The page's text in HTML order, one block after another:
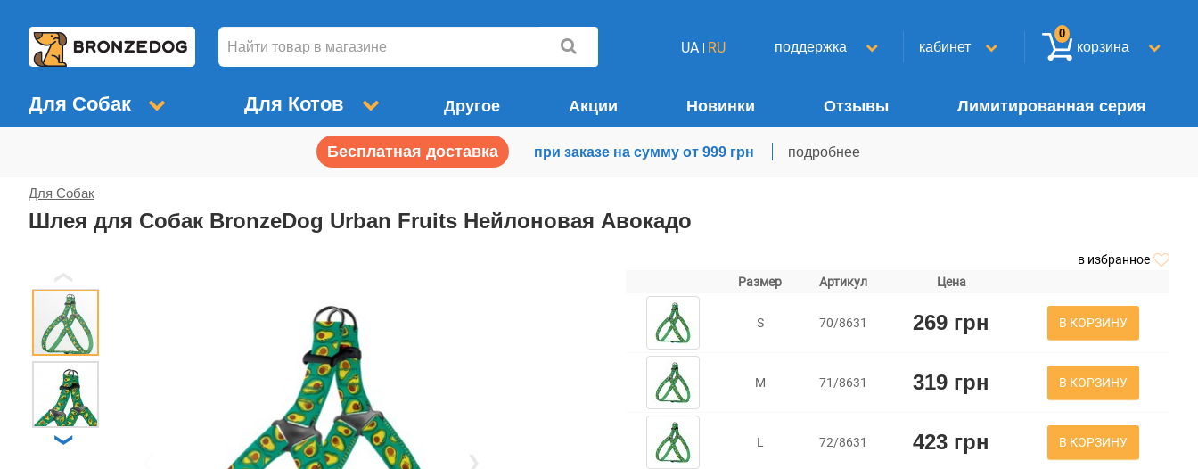
UA RU поддержка кабинет корзина
0
Для Собак Для Котов Другое Акции Новинки Отзывы Лимитированная серия
Бесплатная доставка при заказе на сумму от 999 грн подробнее
Для Собак
Шлея для Собак BronzeDog Urban Fruits Нейлоновая Авокадо
в избранное
❯
Размер Артикул Цена
S 70/8631 269 грн В КОРЗИНУ
M 71/8631 319 грн В КОРЗИНУ
L 72/8631 423 грн В КОРЗИНУ